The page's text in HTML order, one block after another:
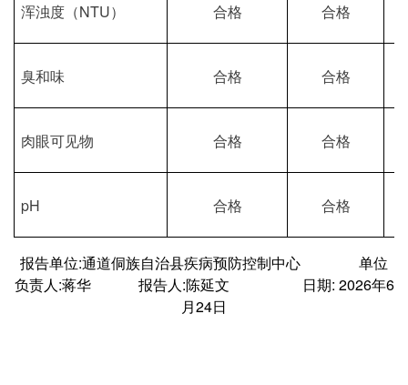
浑浊度（NTU） 合格 合格
臭和味 合格 合格
肉眼可见物 合格 合格
pH 合格 合格
报告单位:通道侗族自治县疾病预防控制中心
单位
负责人:蒋华 报告人:陈延文 日期: 2026年6
月24日